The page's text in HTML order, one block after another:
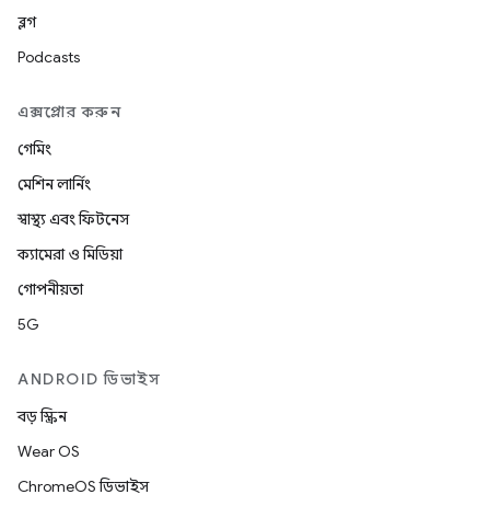
ব্লগ
Podcasts
এক্সপ্লোর করুন
গেমিং
মেশিন লার্নিং
স্বাস্থ্য এবং ফিটনেস
ক্যামেরা ও মিডিয়া
গোপনীয়তা
5G
ANDROID ডিভাইস
বড় স্ক্রিন
Wear OS
ChromeOS ডিভাইস